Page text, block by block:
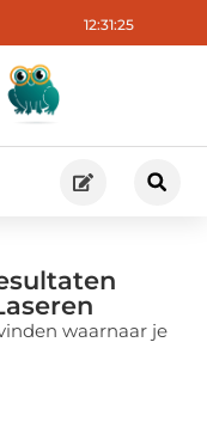
12:31:25
waarnaar je